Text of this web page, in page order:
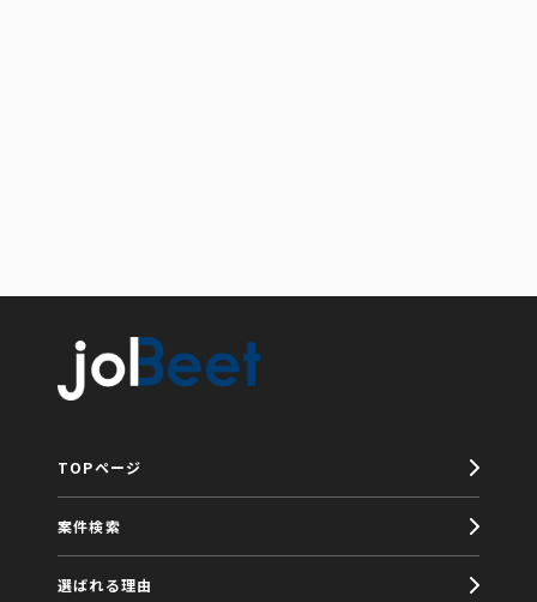
TOPページ
案件検索
選ばれる理由